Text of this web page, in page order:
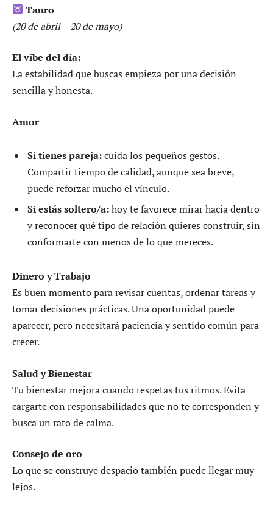
Tauro
(20 de abril – 20 de mayo)
El vibe del día:
La estabilidad que buscas empieza por una decisión
sencilla y honesta.
Amor
Si tienes pareja:cuida los pequeños gestos.
Compartir tiempo de calidad, aunque sea breve,
puede reforzar mucho el vínculo.
Si estás soltero/a:hoy te favorece mirar hacia dentro
y reconocer qué tipo de relación quieres construir, sin
conformarte con menos de lo que mereces.
Dinero y Trabajo
Es buen momento para revisar cuentas, ordenar tareas y
tomar decisiones prácticas. Una oportunidad puede
aparecer, pero necesitará paciencia y sentido común para
crecer.
Salud y Bienestar
Tu bienestar mejora cuando respetas tus ritmos. Evita
cargarte con responsabilidades que no te corresponden y
busca un rato de calma.
Consejo de oro
Lo que se construye despacio también puede llegar muy
lejos.